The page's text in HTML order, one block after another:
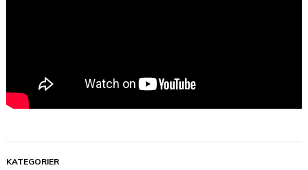
KATEGORIER